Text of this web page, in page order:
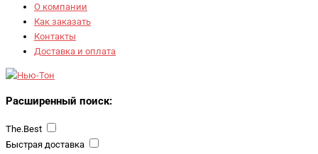
О компании
Как заказать
Контакты
Доставка и оплата
Расширенный поиск:
The.Best
Быстрая доставка